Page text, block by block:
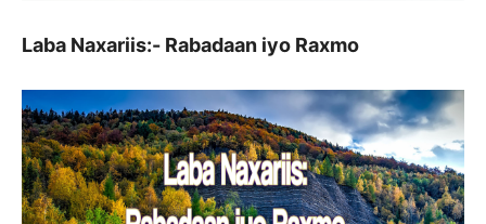
Laba Naxariis:- Rabadaan iyo Raxmo